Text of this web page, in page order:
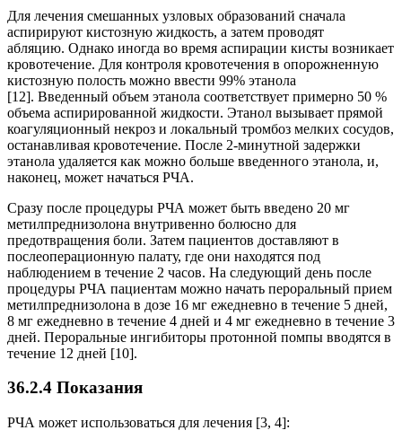
Для лечения смешанных узловых образований сначала
аспирируют кистозную жидкость, а затем проводят
абляцию. Однако иногда во время аспирации кисты возникает
кровотечение. Для контроля кровотечения в опорожненную
кистозную полость можно ввести 99% этанола
[12]. Введенный объем этанола соответствует примерно 50 %
объема аспирированной жидкости. Этанол вызывает прямой
коагуляционный некроз и локальный тромбоз мелких сосудов,
останавливая кровотечение. После 2-минутной задержки
этанола удаляется как можно больше введенного этанола, и,
наконец, может начаться РЧА.
Сразу после процедуры РЧА может быть введено 20 мг
метилпреднизолона внутривенно болюсно для
предотвращения боли. Затем пациентов доставляют в
послеоперационную палату, где они находятся под
наблюдением в течение 2 часов. На следующий день после
процедуры РЧА пациентам можно начать пероральный прием
метилпреднизолона в дозе 16 мг ежедневно в течение 5 дней,
8 мг ежедневно в течение 4 дней и 4 мг ежедневно в течение 3
дней. Пероральные ингибиторы протонной помпы вводятся в
течение 12 дней [10].
36.2.4 Показания
РЧА может использоваться для лечения [3, 4]: